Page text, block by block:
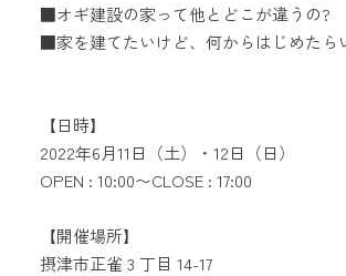
■オギ建設の家って他とどこが違うの?
■家を建てたいけど、何からはじめたら
【日時】
2022年6月11日（土）・12日（日）
OPEN : 10:00〜CLOSE : 17:00
【開催場所】
摂津市正雀 3 丁目 14-17